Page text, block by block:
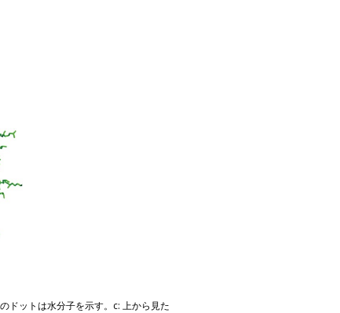
ドットは水分子を示す。c: 上から見た